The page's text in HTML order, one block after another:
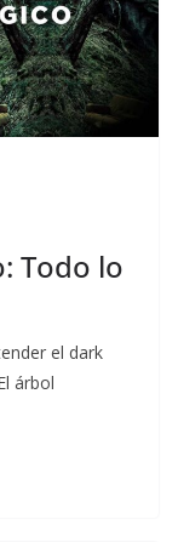
Todo lo
el dark
árbol